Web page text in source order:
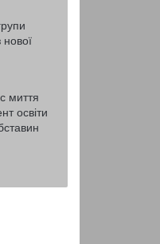
нової
миття
освіти